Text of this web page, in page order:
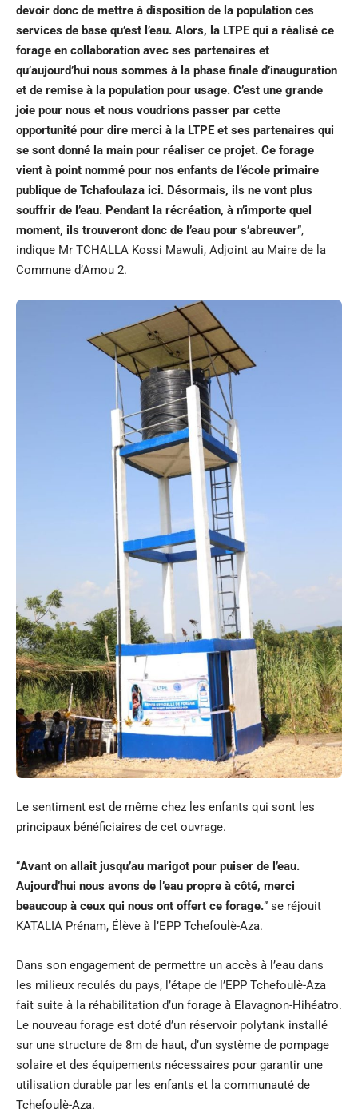
devoir donc de mettre à disposition de la population ces
services de base qu’est l’eau. Alors, la LTPE qui a réalisé ce
forage en collaboration avec ses partenaires et
qu’aujourd’hui nous sommes à la phase finale d’inauguration
et de remise à la population pour usage. C’est une grande
joie pour nous et nous voudrions passer par cette
opportunité pour dire merci à la LTPE et ses partenaires qui
se sont donné la main pour réaliser ce projet. Ce forage
vient à point nommé pour nos enfants de l’école primaire
publique de Tchafoulaza ici. Désormais, ils ne vont plus
souffrir de l’eau. Pendant la récréation, à n’importe quel
moment, ils trouveront donc de l’eau pour s’abreuver”,
indique Mr TCHALLA Kossi Mawuli, Adjoint au Maire de la
Commune d’Amou 2.
Le sentiment est de même chez les enfants qui sont les
principaux bénéficiaires de cet ouvrage.
“Avant on allait jusqu’au marigot pour puiser de l’eau.
Aujourd’hui nous avons de l’eau propre à côté, merci
beaucoup à ceux qui nous ont offert ce forage.” se réjouit
KATALIA Prénam, Élève à l’EPP Tchefoulè-Aza.
Dans son engagement de permettre un accès à l’eau dans
les milieux reculés du pays, l’étape de l’EPP Tchefoulè-Aza
fait suite à la réhabilitation d’un forage à Elavagnon-Hihéatro.
Le nouveau forage est doté d’un réservoir polytank installé
sur une structure de 8m de haut, d’un système de pompage
solaire et des équipements nécessaires pour garantir une
utilisation durable par les enfants et la communauté de
Tchefoulè-Aza.